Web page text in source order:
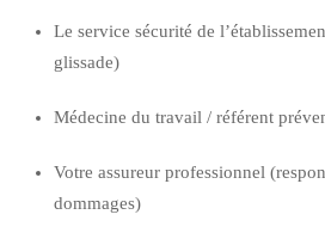
Le service sécurité de
glissade)
Médecine du travail / référent
Votre assureur professionnel
dommages)